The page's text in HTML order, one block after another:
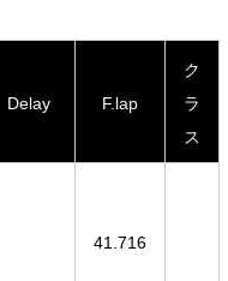
Delay F.lap
ク
ラ
ス
41.716